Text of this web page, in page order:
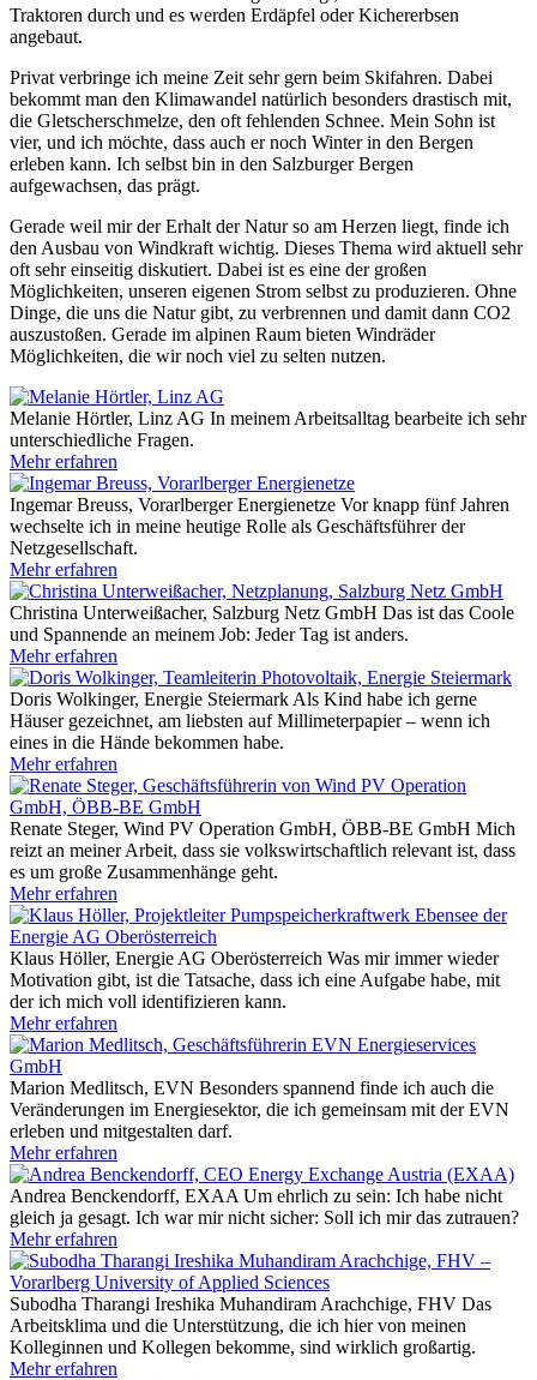
Traktoren durch und es werden Erdäpfel oder Kichererbsen
angebaut.
Privat verbringe ich meine Zeit sehr gern beim Skifahren. Dabei
bekommt man den Klimawandel natürlich besonders drastisch mit,
die Gletscherschmelze, den oft fehlenden Schnee. Mein Sohn ist
vier, und ich möchte, dass auch er noch Winter in den Bergen
erleben kann. Ich selbst bin in den Salzburger Bergen
aufgewachsen, das prägt.
Gerade weil mir der Erhalt der Natur so am Herzen liegt, finde ich
den Ausbau von Windkraft wichtig. Dieses Thema wird aktuell sehr
oft sehr einseitig diskutiert. Dabei ist es eine der großen
Möglichkeiten, unseren eigenen Strom selbst zu produzieren. Ohne
Dinge, die uns die Natur gibt, zu verbrennen und damit dann CO2
auszustoßen. Gerade im alpinen Raum bieten Windräder
Möglichkeiten, die wir noch viel zu selten nutzen.
Melanie Hörtler, Linz AG In meinem Arbeitsalltag bearbeite ich sehr
unterschiedliche Fragen.
Mehr erfahren
Ingemar Breuss, Vorarlberger Energienetze Vor knapp fünf Jahren
wechselte ich in meine heutige Rolle als Geschäftsführer der
Netzgesellschaft.
Mehr erfahren
Christina Unterweißacher, Salzburg Netz GmbH Das ist das Coole
und Spannende an meinem Job: Jeder Tag ist anders.
Mehr erfahren
Doris Wolkinger, Energie Steiermark Als Kind habe ich gerne
Häuser gezeichnet, am liebsten auf Millimeterpapier – wenn ich
eines in die Hände bekommen habe.
Mehr erfahren
Renate Steger, Wind PV Operation GmbH, ÖBB-BE GmbH Mich
reizt an meiner Arbeit, dass sie volkswirtschaftlich relevant ist, dass
es um große Zusammenhänge geht.
Mehr erfahren
Klaus Höller, Energie AG Oberösterreich Was mir immer wieder
Motivation gibt, ist die Tatsache, dass ich eine Aufgabe habe, mit
der ich mich voll identifizieren kann.
Mehr erfahren
Marion Medlitsch, EVN Besonders spannend finde ich auch die
Veränderungen im Energiesektor, die ich gemeinsam mit der EVN
erleben und mitgestalten darf.
Mehr erfahren
Andrea Benckendorff, EXAA Um ehrlich zu sein: Ich habe nicht
gleich ja gesagt. Ich war mir nicht sicher: Soll ich mir das zutrauen?
Mehr erfahren
Subodha Tharangi Ireshika Muhandiram Arachchige, FHV Das
Arbeitsklima und die Unterstützung, die ich hier von meinen
Kolleginnen und Kollegen bekomme, sind wirklich großartig.
Mehr erfahren